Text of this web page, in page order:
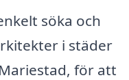
söka och
i städer
för att